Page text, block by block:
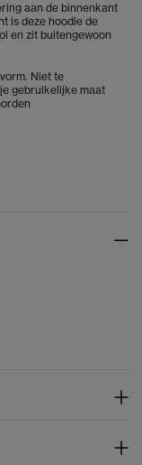
aan de binnenkant
is deze hoodie de
en zit buitengewoon
Niet te
gebruikelijke maat